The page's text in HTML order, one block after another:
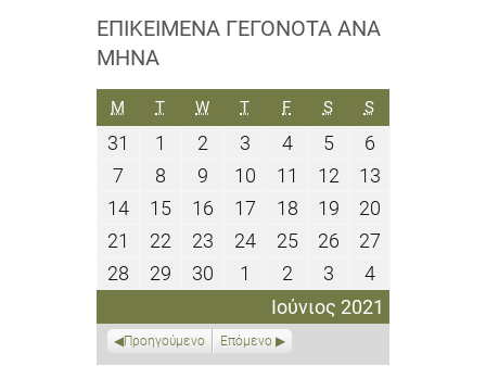
ΕΠΙΚΕΊΜΕΝΑ ΓΕΓΟΝΌΤΑ ΑΝΆ
ΜΉΝΑ
Ιούνιος 2021
M ΔΕΥΤΈΡΑ
TΤΡΊΤΗ
WΤΕΤΆΡΤΗ
TΠΈΜΠΤΗ
FΠΑΡΑΣΚΕΥΉ
SΣΆΒΒΑΤΟ
SΚΥΡΙΑΚΉ
31
Μαΐου
2021
1
Ιουνίου
2021
2
Ιουνίου
2021
3
Ιουνίου
2021
44
Ιουνίου
2021
55
Ιουνίου
2021
66
Ιουνίου
2021
7
Ιουνίου
2021
8
Ιουνίου
2021
9
Ιουνίου
2021
10
Ιουνίου
2021
11
Ιουνίου
2021
1212
Ιουνίου
2021
1313
2021
1414
Ιουνίου
2021
1515
Ιουνίου
2021
16
Ιουνίου
2021
17
Ιουνίου
2021
1818
Ιουνίου
2021
1919
Ιουνίου
2021
2020
Ιουνίου
21
Ιουνίου
2021
22
Ιουνίου
2021
23
Ιουνίου
2021
2424
Ιουνίου
2021
2525
Ιουνίου
2021
2626
Ιουνίου
2021
2727
2021
28
Ιουνίου
29
Ιουνίου
30
Ιουνίου
1
Ιουλίου
2021
22
Ιουλίου
2021
33
Ιουλίου
2021
44
Ιουλίου
2021
Προηγούμενο Επόμενο